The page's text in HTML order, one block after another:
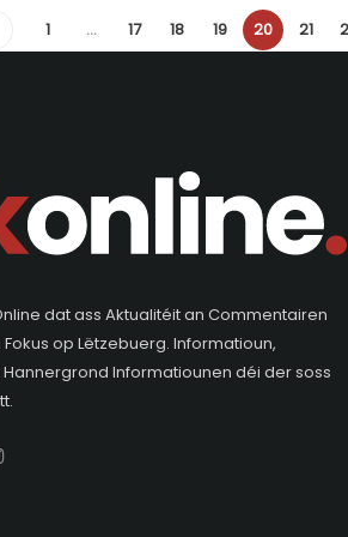
1 … 17 18 19 20 21
dat ass Aktualitéit an Commentairen
op Lëtzebuerg. Informatioun,
Hannergrond Informatiounen déi der soss